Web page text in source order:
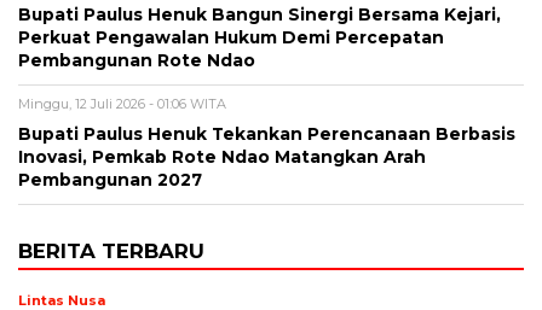
Bupati Paulus Henuk Bangun Sinergi Bersama Kejari,
Perkuat Pengawalan Hukum Demi Percepatan
Pembangunan Rote Ndao
Minggu, 12 Juli 2026 - 01:06 WITA
Bupati Paulus Henuk Tekankan Perencanaan Berbasis
Inovasi, Pemkab Rote Ndao Matangkan Arah
Pembangunan 2027
BERITA TERBARU
Lintas Nusa